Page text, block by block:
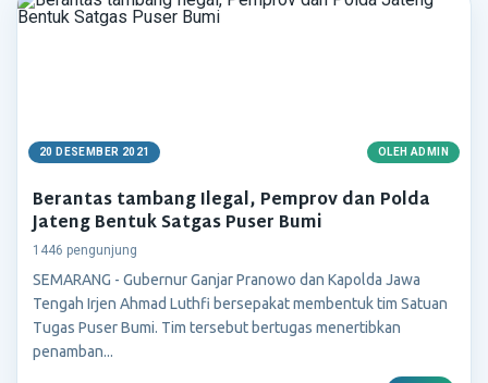
20 DESEMBER 2021 OLEH ADMIN
Berantas tambang Ilegal, Pemprov dan Polda
Jateng Bentuk Satgas Puser Bumi
1446 pengunjung
SEMARANG - Gubernur Ganjar Pranowo dan Kapolda Jawa
Tengah Irjen Ahmad Luthfi bersepakat membentuk tim Satuan
Tugas Puser Bumi. Tim tersebut bertugas menertibkan
penamban...